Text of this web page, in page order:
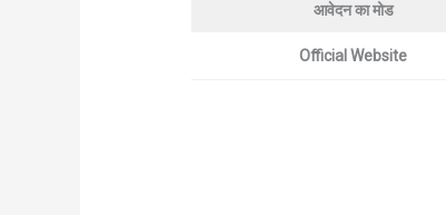
आवेदन का मोड
Official Website